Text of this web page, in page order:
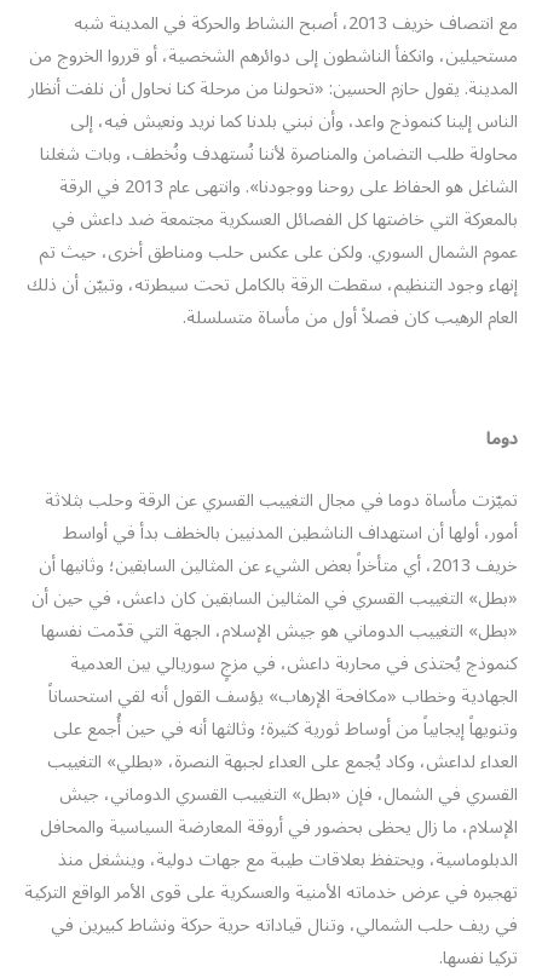
مع انتصاف خريف 2013، أصبح النشاط والحركة في المدينة شبه
مستحيلين، وانكفأ الناشطون إلى دوائرهم الشخصية، أو قرروا الخروج من
المدينة. يقول حازم الحسين: «تحولنا من مرحلة كنا نحاول أن نلفت أنظار
الناس إلينا كنموذج واعد، وأن نبني بلدنا كما نريد ونعيش فيه، إلى
محاولة طلب التضامن والمناصرة لأننا نُستهدف ونُخطف، وبات شغلنا
الشاغل هو الحفاظ على روحنا ووجودنا». وانتهى عام 2013 في الرقة
بالمعركة التي خاضتها كل الفصائل العسكرية مجتمعة ضد داعش في
عموم الشمال السوري. ولكن على عكس حلب ومناطق أخرى، حيث تم
إنهاء وجود التنظيم، سقطت الرقة بالكامل تحت سيطرته، وتبيّن أن ذلك
العام الرهيب كان فصلاً أول من مأساة متسلسلة.
دوما
تميّزت مأساة دوما في مجال التغييب القسري عن الرقة وحلب بثلاثة
أمور، أولها أن استهداف الناشطين المدنيين بالخطف بدأ في أواسط
خريف 2013، أي متأخراً بعض الشيء عن المثالين السابقين؛ وثانيها أن
«بطل» التغييب القسري في المثالين السابقين كان داعش، في حين أن
«بطل» التغييب الدوماني هو جيش الإسلام، الجهة التي قدّمت نفسها
كنموذج يُحتذى في محاربة داعش، في مزجٍ سوريالي بين العدمية
الجهادية وخطاب «مكافحة الإرهاب» يؤسف القول أنه لقي استحساناً
وتنويهاً إيجابياً من أوساط ثورية كثيرة؛ وثالثها أنه في حين أُجمع على
العداء لداعش، وكاد يُجمع على العداء لجبهة النصرة، «بطلي» التغييب
القسري في الشمال، فإن «بطل» التغييب القسري الدوماني، جيش
الإسلام، ما زال يحظى بحضور في أروقة المعارضة السياسية والمحافل
الدبلوماسية، ويحتفظ بعلاقات طيبة مع جهات دولية، وينشغل منذ
تهجيره في عرض خدماته الأمنية والعسكرية على قوى الأمر الواقع التركية
في ريف حلب الشمالي، وتنال قياداته حرية حركة ونشاط كبيرين في
تركيا نفسها.